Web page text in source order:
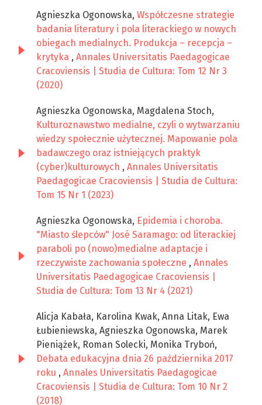
Agnieszka Ogonowska, Współczesne strategie
badania literatury i pola literackiego w nowych
obiegach medialnych. Produkcja – recepcja –
krytyka , Annales Universitatis Paedagogicae
Cracoviensis | Studia de Cultura: Tom 12 Nr 3
(2020)
Agnieszka Ogonowska, Magdalena Stoch,
Kulturoznawstwo medialne, czyli o wytwarzaniu
wiedzy społecznie użytecznej. Mapowanie pola
badawczego oraz istniejących praktyk
(cyber)kulturowych , Annales Universitatis
Paedagogicae Cracoviensis | Studia de Cultura:
Tom 15 Nr 1 (2023)
Agnieszka Ogonowska, Epidemia i choroba.
"Miasto ślepców" José Saramago: od literackiej
paraboli po (nowo)medialne adaptacje i
rzeczywiste zachowania społeczne , Annales
Universitatis Paedagogicae Cracoviensis |
Studia de Cultura: Tom 13 Nr 4 (2021)
Alicja Kabała, Karolina Kwak, Anna Litak, Ewa
Łubieniewska, Agnieszka Ogonowska, Marek
Pieniążek, Roman Solecki, Monika Tryboń,
Debata edukacyjna dnia 26 października 2017
roku , Annales Universitatis Paedagogicae
Cracoviensis | Studia de Cultura: Tom 10 Nr 2
(2018)